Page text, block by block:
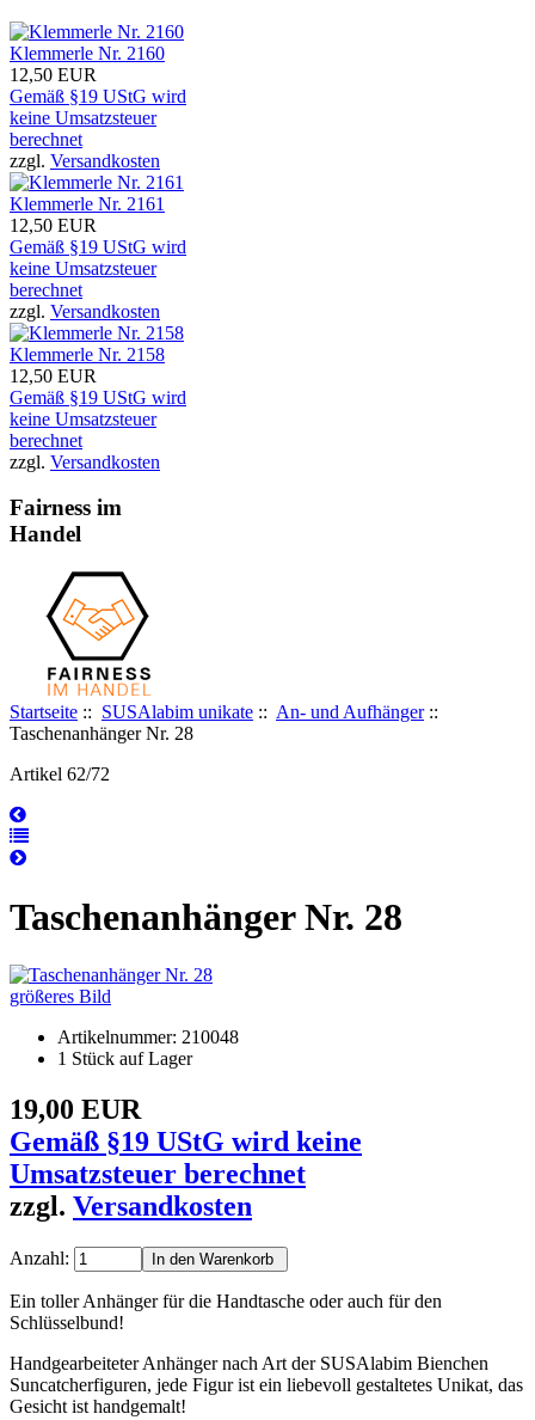
Klemmerle Nr. 2160
12,50 EUR
Gemäß §19 UStG wird
keine Umsatzsteuer
berechnet
zzgl. Versandkosten
Klemmerle Nr. 2161
12,50 EUR
Gemäß §19 UStG wird
keine Umsatzsteuer
berechnet
zzgl. Versandkosten
Klemmerle Nr. 2158
12,50 EUR
Gemäß §19 UStG wird
keine Umsatzsteuer
berechnet
zzgl. Versandkosten
Fairness im
Handel
Startseite :: SUSAlabim unikate :: An- und Aufhänger::
Taschenanhänger Nr. 28
Artikel 62/72
Taschenanhänger Nr. 28
größeres Bild
Artikelnummer: 210048
1 Stück auf Lager
19,00 EUR
Gemäß §19 UStG wird keine
Umsatzsteuer berechnet
zzgl. Versandkosten
Anzahl:
Ein toller Anhänger für die Handtasche oder auch für den
Schlüsselbund!
Handgearbeiteter Anhänger nach Art der SUSAlabim Bienchen
Suncatcherfiguren, jede Figur ist ein liebevoll gestaltetes Unikat, das
Gesicht ist handgemalt!